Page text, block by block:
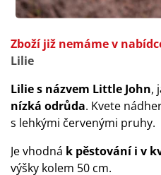
Zboží již nemáme v
Lilie
Lilie s názvem Little John,
nízká odrůda. Kvete
s lehkými červenými pruhy.
Je vhodná k pěstování i v
výšky kolem 50 cm.